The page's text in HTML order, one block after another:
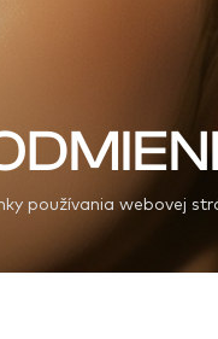
používania webovej